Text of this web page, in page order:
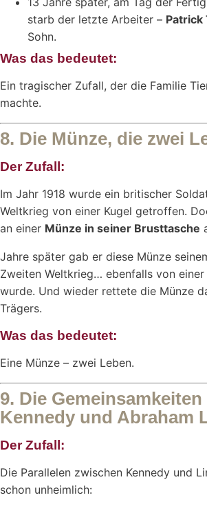
starb der letzte Arbeiter – Patrick
Sohn.
Was das bedeutet:
Ein tragischer Zufall, der die Familie
machte.
8. Die Münze, die zwei
Der Zufall:
Im Jahr 1918 wurde ein britischer
Weltkrieg von einer Kugel getroffen.
an einer Münze in seiner Brusttasche
Jahre später gab er diese Münze
Zweiten Weltkrieg… ebenfalls von
wurde. Und wieder rettete die Münze
Trägers.
Was das bedeutet:
Eine Münze – zwei Leben.
9. Die
Kennedy und Abraham
Der Zufall:
Die Parallelen zwischen Kennedy und
schon unheimlich: